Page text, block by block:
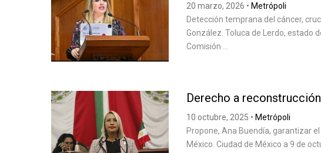
20 marzo, 2026 • Metrópoli
Detección temprana del cáncer,
González. Toluca de Lerdo, estado
Comisión ...
Derecho a
10 octubre, 2025 • Metrópoli
Propone, Ana Buendía, garantizar
México. Ciudad de México a 9 de